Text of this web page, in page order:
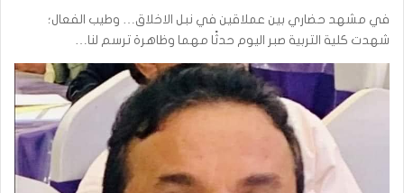
في مشهد حضاري بين عملاقين في نبل الاخلاق… وطيب الفعال؛
شهدت كلية التربية صبر اليوم حدثًا مهما وظاهرة ترسم لنا…